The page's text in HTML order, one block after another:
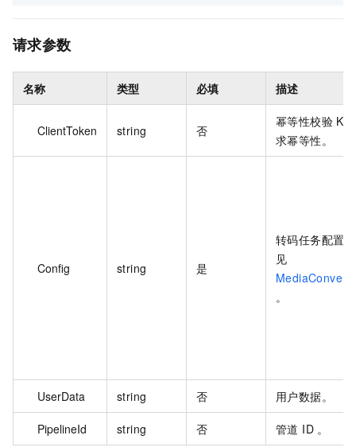
请求参数
名称 类型 必填 描述
ClientToken string 否
幂等性校验
求幂等性。
Config string 是
转码任务配置
见
。
UserData string 否 用户数据。
PipelineId string 否 管道 ID 。